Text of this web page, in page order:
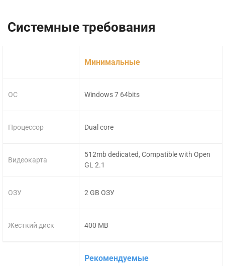
Системные требования
ОС
Процессор
Видеокарта
ОЗУ
Жесткий диск
Минимальные
Windows 7 64bits
Dual core
512mb dedicated, Compatible with Open
GL 2.1
2 GB ОЗУ
400 MB
Рекомендуемые